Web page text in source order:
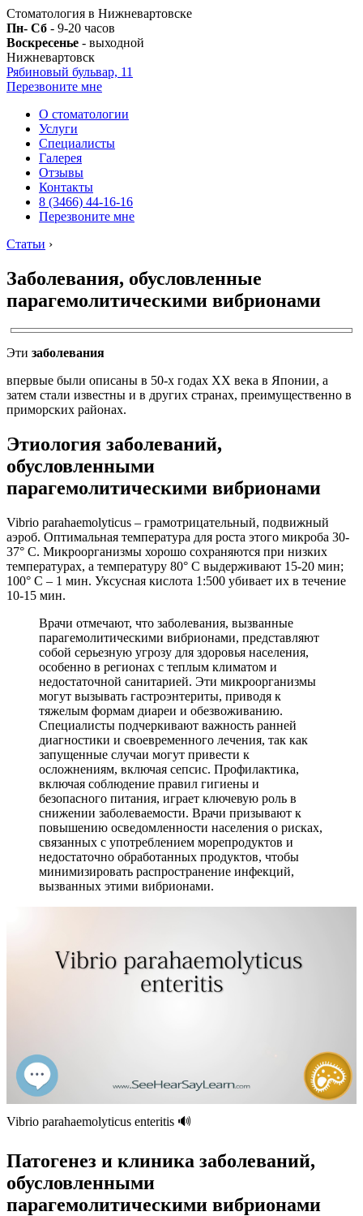
Стоматология в Нижневартовске
Пн- Сб - 9-20 часов
Воскресенье - выходной
Нижневартовск
Рябиновый бульвар, 11
Перезвоните мне
О стоматологии
Услуги
Специалисты
Галерея
Отзывы
Контакты
8 (3466) 44-16-16
Перезвоните мне
Статьи ›
Заболевания, обусловленные
парагемолитическими вибрионами
Эти заболевания
впервые были описаны в 50-х годах XX века в Японии, а
затем стали известны и в других странах, преимущественно в
приморских районах.
Этиология заболеваний,
обусловленными
парагемолитическими вибрионами
Vibrio parahaemolyticus – грамотрицательный, подвижный
аэроб. Оптимальная температура для роста этого микроба 30-
37° С. Микроорганизмы хорошо сохраняются при низких
температурах, а температуру 80° С выдерживают 15-20 мин;
100° С – 1 мин. Уксусная кислота 1:500 убивает их в течение
10-15 мин.
Врачи отмечают, что заболевания, вызванные
парагемолитическими вибрионами, представляют
собой серьезную угрозу для здоровья населения,
особенно в регионах с теплым климатом и
недостаточной санитарией. Эти микроорганизмы
могут вызывать гастроэнтериты, приводя к
тяжелым формам диареи и обезвоживанию.
Специалисты подчеркивают важность ранней
диагностики и своевременного лечения, так как
запущенные случаи могут привести к
осложнениям, включая сепсис. Профилактика,
включая соблюдение правил гигиены и
безопасного питания, играет ключевую роль в
снижении заболеваемости. Врачи призывают к
повышению осведомленности населения о рисках,
связанных с употреблением морепродуктов и
недостаточно обработанных продуктов, чтобы
минимизировать распространение инфекций,
вызванных этими вибрионами.
Vibrio parahaemolyticus enteritis 🔊
Патогенез и клиника заболеваний,
обусловленными
парагемолитическими вибрионами